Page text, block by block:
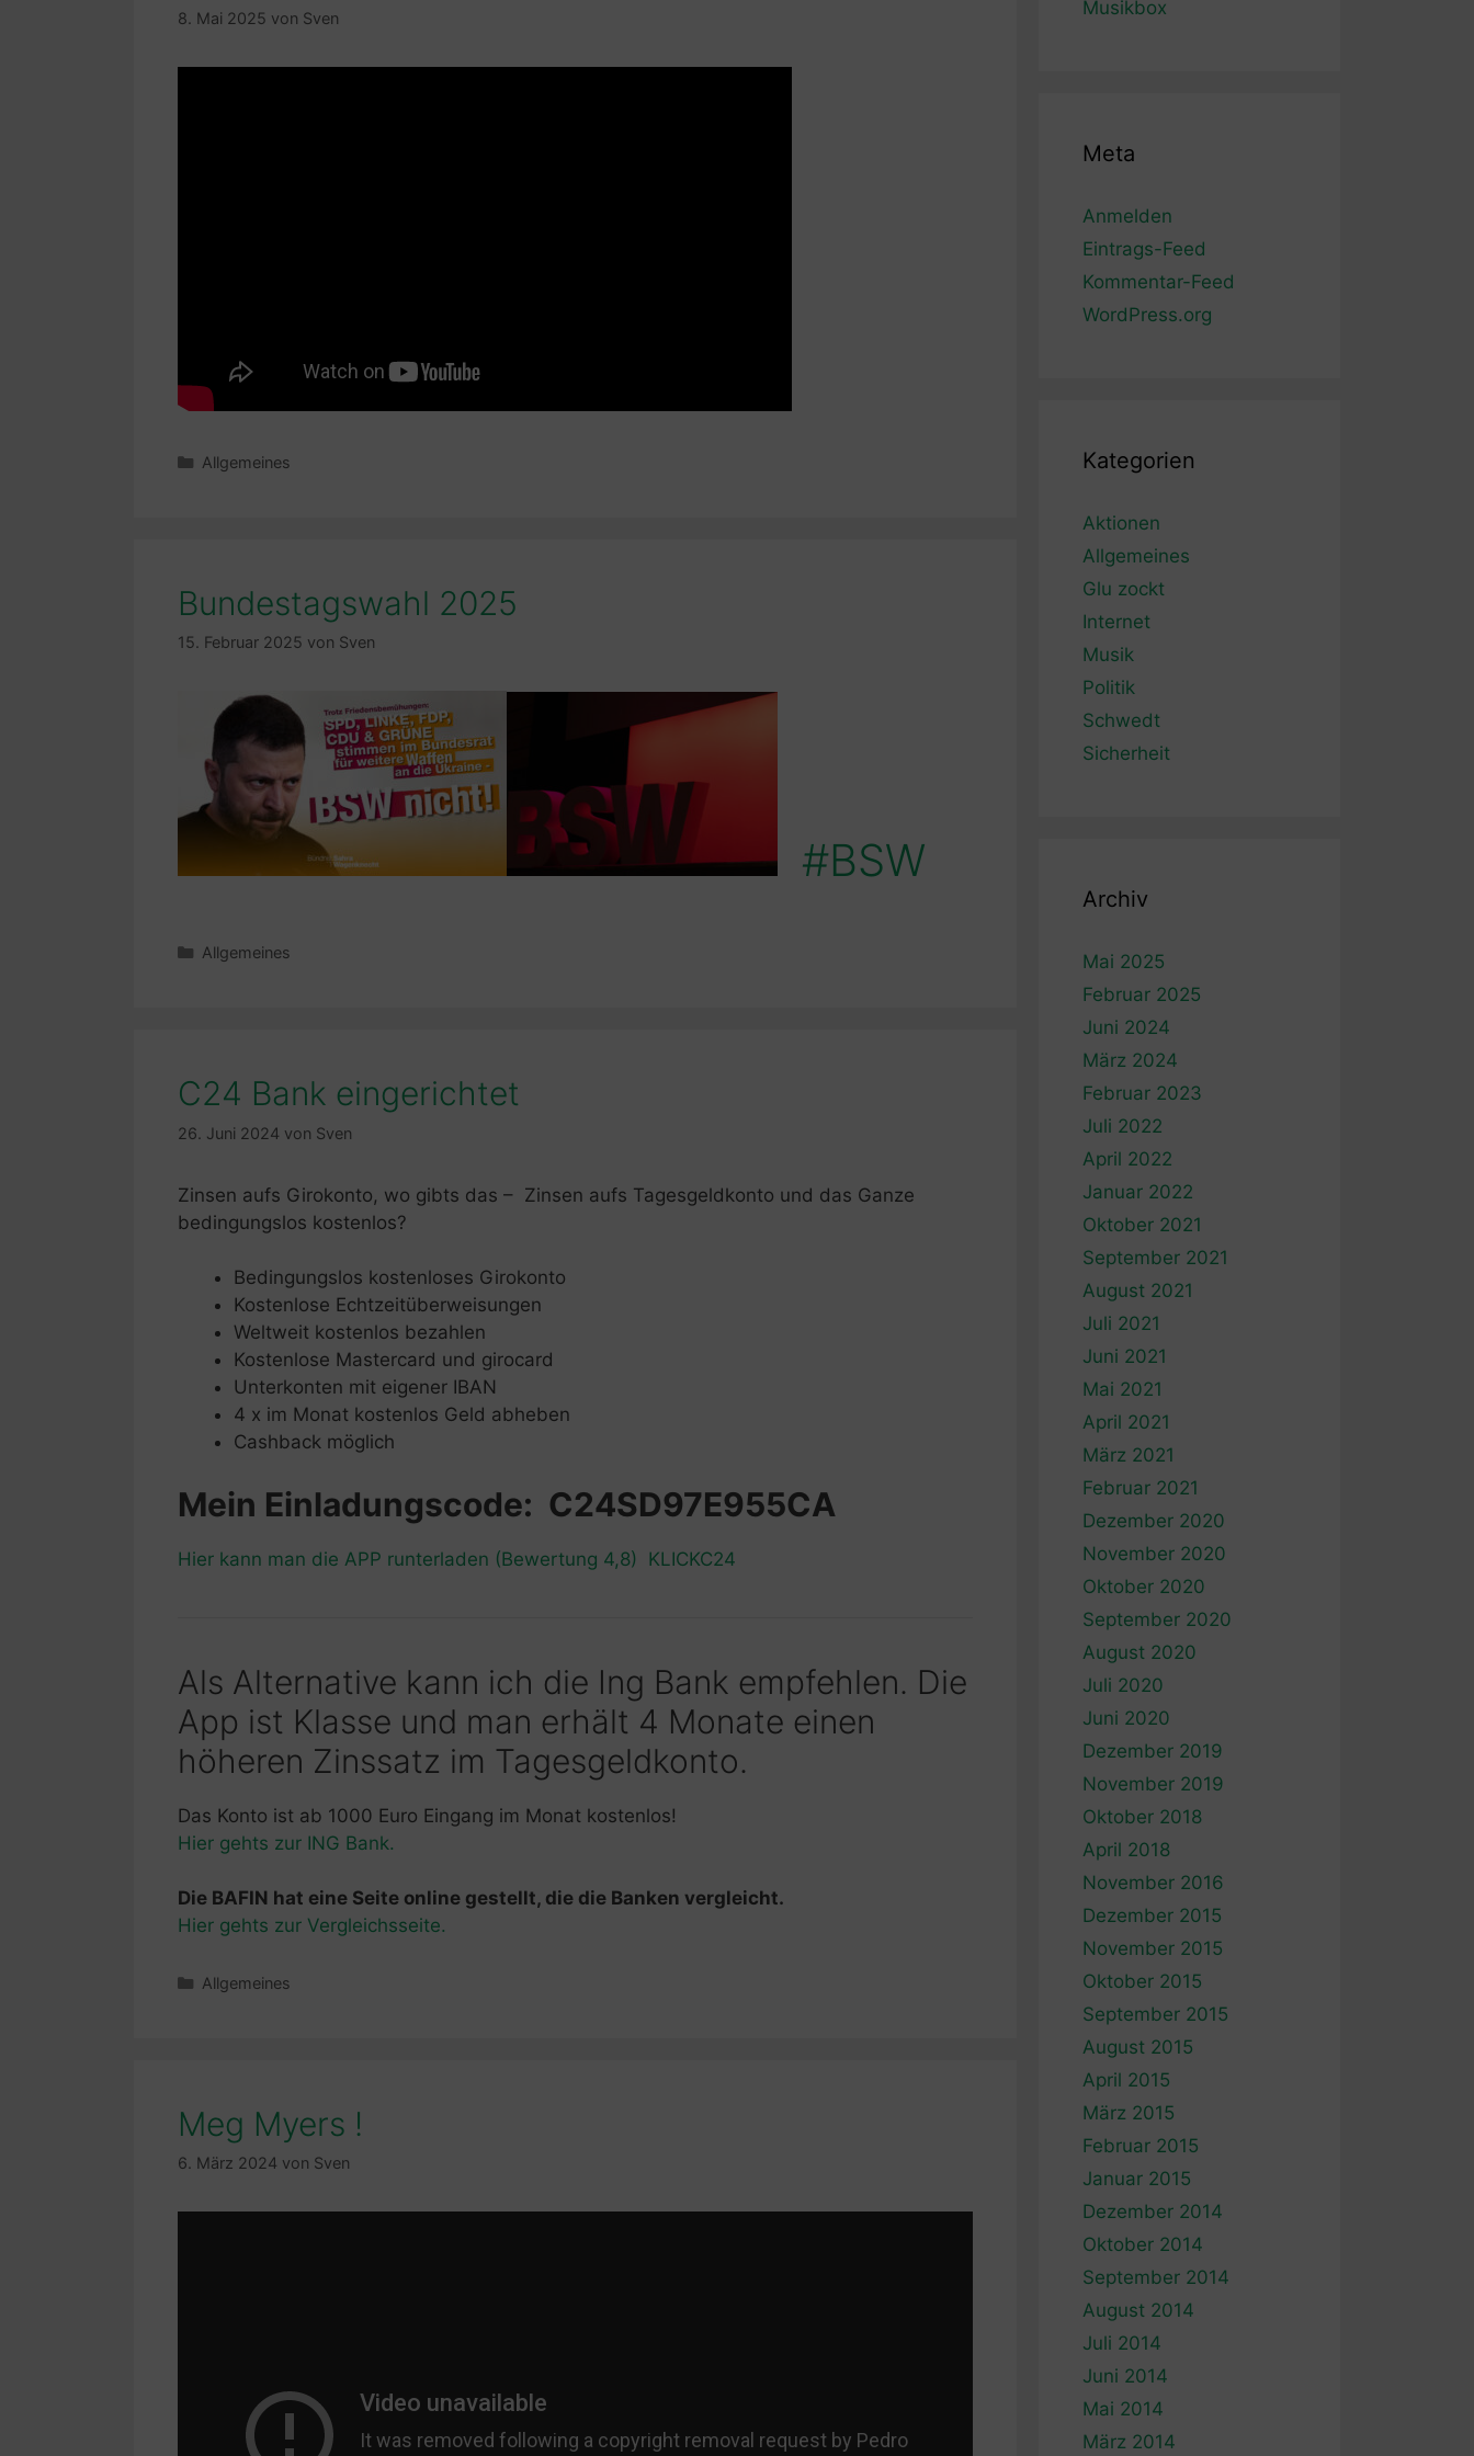
8. Mai 2025 von Sven
Kategorien
Allgemeines
Bundestagswahl 2025
15. Februar 2025 von Sven
#BSW
Kategorien
Allgemeines
C24 Bank eingerichtet
26. Juni 2024 von Sven
Zinsen aufs Girokonto, wo gibts das – Zinsen aufs Tagesgeldkonto und das Ganze
bedingungslos kostenlos?
Bedingungslos kostenloses Girokonto
Kostenlose Echtzeitüberweisungen
Weltweit kostenlos bezahlen
Kostenlose Mastercard und girocard
Unterkonten mit eigener IBAN
4 x im Monat kostenlos Geld abheben
Cashback möglich
Mein Einladungscode: C24SD97E955CA
Hier kann man die APP runterladen (Bewertung 4,8) KLICKC24
Als Alternative kann ich die Ing Bank empfehlen. Die
App ist Klasse und man erhält 4 Monate einen
höheren Zinssatz im Tagesgeldkonto.
Das Konto ist ab 1000 Euro Eingang im Monat kostenlos!
Hier gehts zur ING Bank.
Die BAFIN hat eine Seite online gestellt, die die Banken vergleicht.
Hier gehts zur Vergleichsseite.
Kategorien
Allgemeines
Meg Myers !
6. März 2024 von Sven
Musikbox
Meta
Anmelden
Eintrags-Feed
Kommentar-Feed
WordPress.org
Kategorien
Aktionen
Allgemeines
Glu zockt
Internet
Musik
Politik
Schwedt
Sicherheit
Archiv
Mai 2025
Februar 2025
Juni 2024
März 2024
Februar 2023
Juli 2022
April 2022
Januar 2022
Oktober 2021
September 2021
August 2021
Juli 2021
Juni 2021
Mai 2021
April 2021
März 2021
Februar 2021
Dezember 2020
November 2020
Oktober 2020
September 2020
August 2020
Juli 2020
Juni 2020
Dezember 2019
November 2019
Oktober 2018
April 2018
November 2016
Dezember 2015
November 2015
Oktober 2015
September 2015
August 2015
April 2015
März 2015
Februar 2015
Januar 2015
Dezember 2014
Oktober 2014
September 2014
August 2014
Juli 2014
Juni 2014
Mai 2014
März 2014